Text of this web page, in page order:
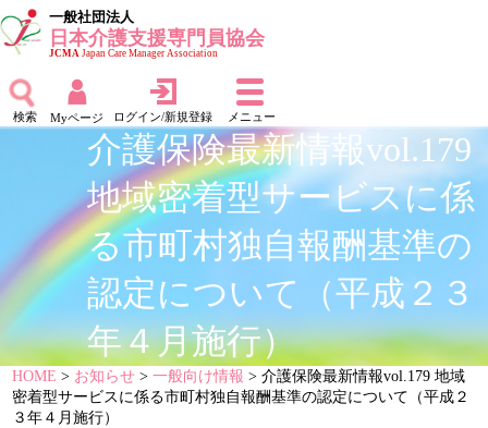
一般社団法人
日本介護支援専門員協会
JCMAJapan Care Manager Association
検索 Myページ ログイン/新規登録 メニュー
介護保険最新情報vol.179
地域密着型サービスに係
る市町村独自報酬基準の
認定について（平成２３
年４月施行）
HOME > お知らせ >一般向け情報 > 介護保険最新情報vol.179 地域
密着型サービスに係る市町村独自報酬基準の認定について（平成２
３年４月施行）